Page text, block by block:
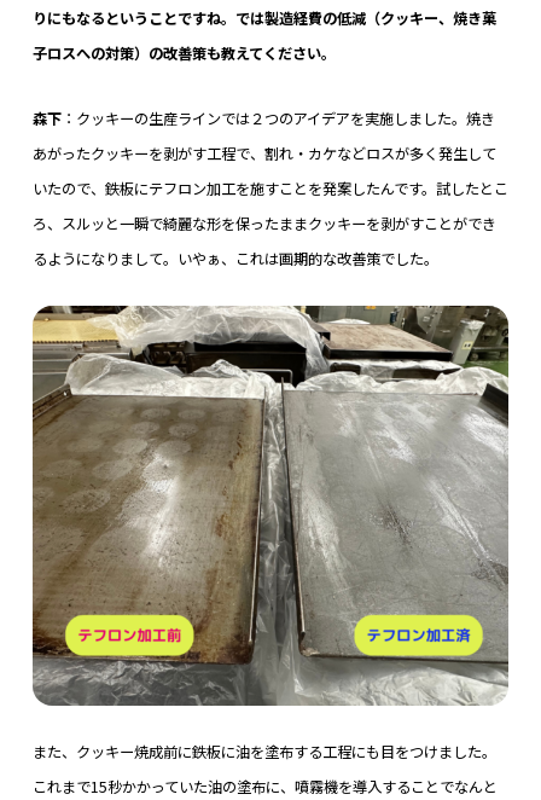
りにもなるということですね。では製造経費の低減（クッキー、焼き菓
子ロスへの対策）の改善策も教えてください。
森下：クッキーの生産ラインでは２つのアイデアを実施しました。焼き
あがったクッキーを剥がす工程で、割れ・カケなどロスが多く発生して
いたので、鉄板にテフロン加工を施すことを発案したんです。試したとこ
ろ、スルッと一瞬で綺麗な形を保ったままクッキーを剥がすことができ
るようになりまして。いやぁ、これは画期的な改善策でした。
また、クッキー焼成前に鉄板に油を塗布する工程にも目をつけました。
これまで15秒かかっていた油の塗布に、噴霧機を導入することでなんと